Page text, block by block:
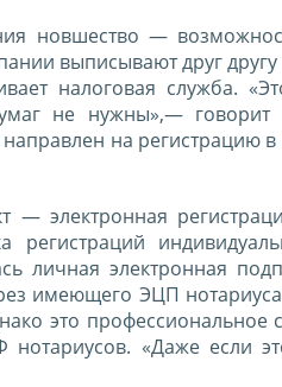
новшество —
выписывают друг
налоговая служба.
не нужны»,—
на
электронная
регистраций
личная электронная
имеющего ЭЦП
это
«Даже если